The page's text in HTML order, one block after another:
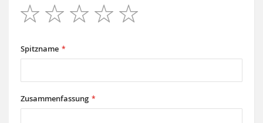
Spitzname
Zusammenfassung